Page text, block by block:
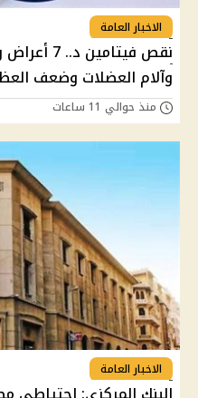
الاخبار العامة
نقص
وآلام العضلات وضعف
منذ حوالي 11 ساعات
الاخبار العامة